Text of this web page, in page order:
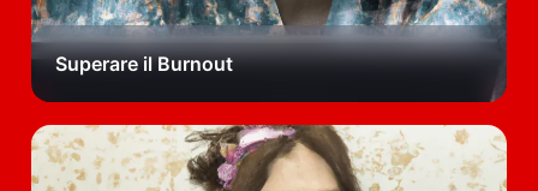
Superare il Burnout